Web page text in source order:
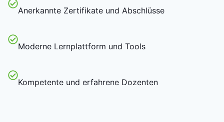
Anerkannte Zertifikate und Abschlüsse
Moderne Lernplattform und Tools
Kompetente und erfahrene Dozenten